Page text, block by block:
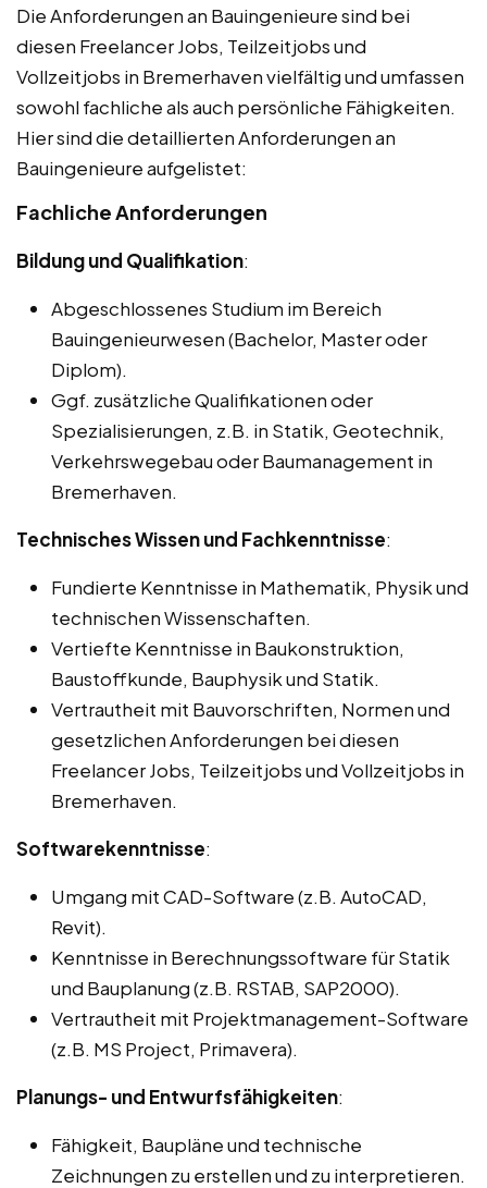
Die Anforderungen an Bauingenieure sind bei
diesen Freelancer Jobs, Teilzeitjobs und
Vollzeitjobs in Bremerhaven vielfältig und umfassen
sowohl fachliche als auch persönliche Fähigkeiten.
Hier sind die detaillierten Anforderungen an
Bauingenieure aufgelistet:
Fachliche Anforderungen
Bildung und Qualifikation:
Abgeschlossenes Studium im Bereich
Bauingenieurwesen (Bachelor, Master oder
Diplom).
Ggf. zusätzliche Qualifikationen oder
Spezialisierungen, z.B. in Statik, Geotechnik,
Verkehrswegebau oder Baumanagement in
Bremerhaven.
Technisches Wissen und Fachkenntnisse:
Fundierte Kenntnisse in Mathematik, Physik und
technischen Wissenschaften.
Vertiefte Kenntnisse in Baukonstruktion,
Baustoffkunde, Bauphysik und Statik.
Vertrautheit mit Bauvorschriften, Normen und
gesetzlichen Anforderungen bei diesen
Freelancer Jobs, Teilzeitjobs und Vollzeitjobs in
Bremerhaven.
Softwarekenntnisse:
Umgang mit CAD-Software (z.B. AutoCAD,
Revit).
Kenntnisse in Berechnungssoftware für Statik
und Bauplanung (z.B. RSTAB, SAP2000).
Vertrautheit mit Projektmanagement-Software
(z.B. MS Project, Primavera).
Planungs- und Entwurfsfähigkeiten:
Fähigkeit, Baupläne und technische
Zeichnungen zu erstellen und zu interpretieren.